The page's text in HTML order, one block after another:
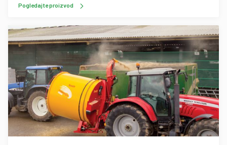
Pogledajte proizvod